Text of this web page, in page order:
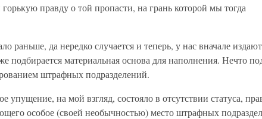
правду о той пропасти, на грань которой мы тогда
раньше, да нередко случается и теперь, у нас вначале
подбирается материальная основа для наполнения. Нечто
штрафных подразделений.
упущение, на мой взгляд, состояло в отсутствии статуса,
особое (своей необычностью) место штрафных